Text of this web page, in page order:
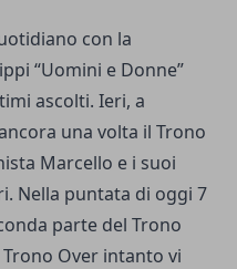
con la
“Uomini e Donne”
ascolti. Ieri, a
una volta il Trono
Marcello e i suoi
Nella puntata di oggi 7
parte del Trono
Over intanto vi